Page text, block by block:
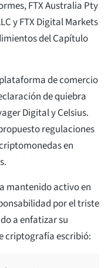
FTX Australia Pty
y FTX Digital Markets
del Capítulo
de comercio
de quiebra
Digital y Celsius.
regulaciones
en
mantenido activo en
por el triste
a enfatizar su
criptografía escribió: